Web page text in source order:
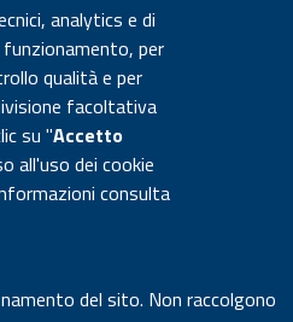
insights into
485,635-641.
G B. Conte M.
liquid based
electrochemical
1, 67-71.
disponibile per l'utente
Conte fino a Nov 2022
analytics e di
per
qualità e per
facoltativa
su "Accetto
all'uso dei cookie
consulta
del sito. Non raccolgono